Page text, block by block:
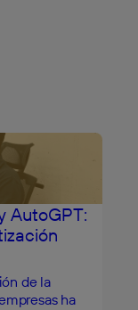
AutoGPT:
de la
ha